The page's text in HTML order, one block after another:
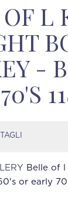
L
-
Belle of
or early